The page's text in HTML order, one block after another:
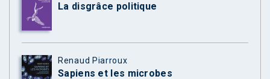
La disgrâce politique
Renaud Piarroux
Sapiens et les microbes